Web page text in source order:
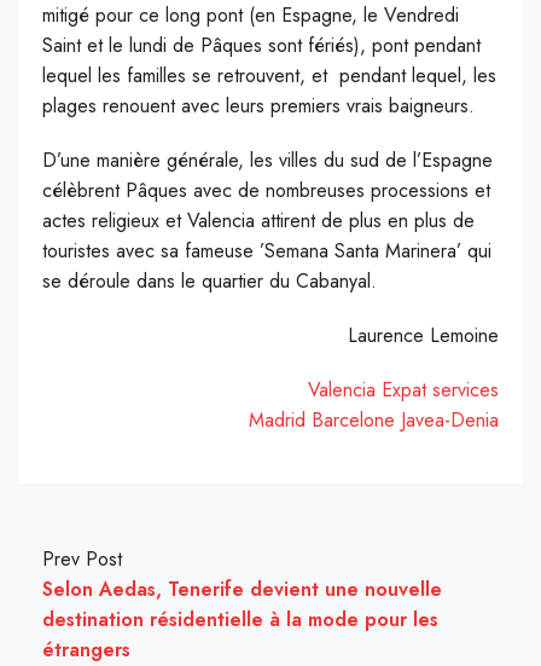
mitigé pour ce long pont (en Espagne, le Vendredi
Saint et le lundi de Pâques sont fériés), pont pendant
lequel les familles se retrouvent, et pendant lequel, les
plages renouent avec leurs premiers vrais baigneurs.
D’une manière générale, les villes du sud de l’Espagne
célèbrent Pâques avec de nombreuses processions et
actes religieux et Valencia attirent de plus en plus de
touristes avec sa fameuse ’Semana Santa Marinera’ qui
se déroule dans le quartier du Cabanyal.
Laurence Lemoine
Valencia Expat services
Madrid Barcelone Javea-Denia
Prev Post
Selon Aedas, Tenerife devient une nouvelle
destination résidentielle à la mode pour les
étrangers